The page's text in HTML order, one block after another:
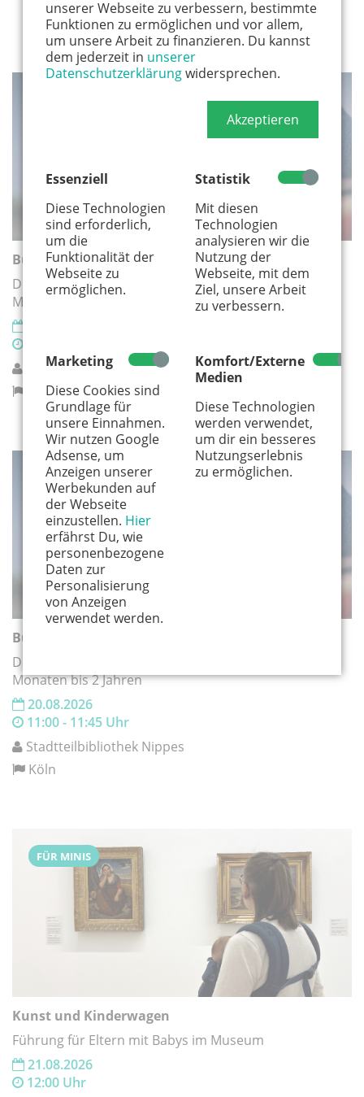
unserer Webseite zu verbessern, bestimmte
Funktionen zu ermöglichen und vor allem,
um unsere Arbeit zu finanzieren. Du kannst
dem jederzeit in unserer
Datenschutzerklärungwidersprechen.
Akzeptieren
Essenziell
Diese Technologien
sind erforderlich,
um die
Funktionalität der
Webseite zu
ermöglichen.
Statistik
Mit diesen
Technologien
analysieren wir die
Nutzung der
Webseite, mit dem
Ziel, unsere Arbeit
zu verbessern.
Marketing
Diese Cookies sind
Grundlage für
unsere Einnahmen.
Wir nutzen Google
Adsense, um
Anzeigen unserer
Werbekunden auf
der Webseite
einzustellen. Hier
erfährst Du, wie
personenbezogene
Daten zur
Personalisierung
von Anzeigen
verwendet werden.
Komfort/Externe
Medien
Diese Technologien
werden verwendet,
um dir ein besseres
Nutzungserlebnis
zu ermöglichen.
Bücherbabys
Die literarische Krabbelgruppe für Kinder von 6
Monaten bis 2 Jahren
Zentralbibliothek Köln
Köln
FÜR MINIS
Bücherbabys
Die literarische Krabbelgruppe für Kinder von 6
Monaten bis 2 Jahren
20.08.2026
11:00 - 11:45 Uhr
Stadtteilbibliothek Nippes
Köln
FÜR MINIS
Kunst und Kinderwagen
Führung für Eltern mit Babys im Museum
21.08.2026
12:00 Uhr